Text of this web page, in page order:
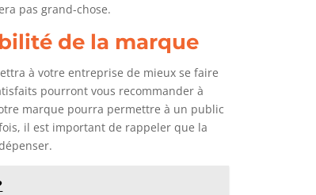
pas grand-chose.
de la marque
à votre entreprise de mieux se faire
pourront vous recommander à
marque pourra permettre à un public
il est important de rappeler que la